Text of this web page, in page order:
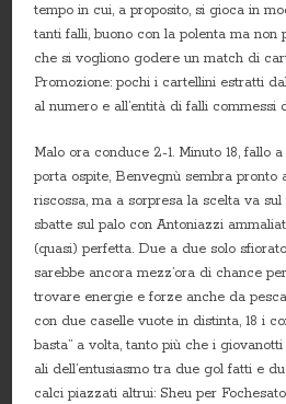
tempo in cui, a proposito, si gioca in
tanti falli, buono con la polenta ma
che si vogliono godere un match di
Promozione: pochi i cartellini estratti
al numero e all’entità di falli commessi
Malo ora conduce 2-1. Minuto 18, fallo
porta ospite, Benvegnù sembra pronto
riscossa, ma a sorpresa la scelta va
sbatte sul palo con Antoniazzi
(quasi) perfetta. Due a due solo
sarebbe ancora mezz’ora di chance
trovare energie e forze anche da
con due caselle vuote in distinta, 18 i
basta” a volta, tanto più che i
ali dell’entusiasmo tra due gol fatti e
calci piazzati altrui: Sheu per